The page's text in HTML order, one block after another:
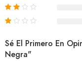
Sé El Primero En
Negra"